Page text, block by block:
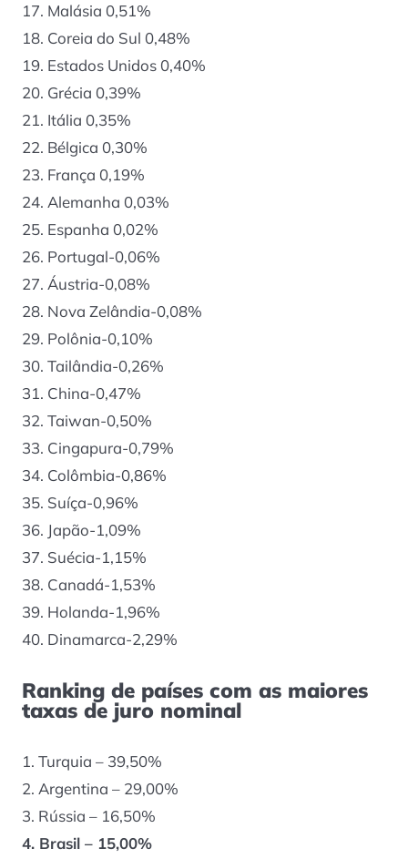
17. Malásia 0,51%
18. Coreia do Sul 0,48%
19. Estados Unidos 0,40%
20. Grécia 0,39%
21. Itália 0,35%
22. Bélgica 0,30%
23. França 0,19%
24. Alemanha 0,03%
25. Espanha 0,02%
26. Portugal-0,06%
27. Áustria-0,08%
28. Nova Zelândia-0,08%
29. Polônia-0,10%
30. Tailândia-0,26%
31. China-0,47%
32. Taiwan-0,50%
33. Cingapura-0,79%
34. Colômbia-0,86%
35. Suíça-0,96%
36. Japão-1,09%
37. Suécia-1,15%
38. Canadá-1,53%
39. Holanda-1,96%
40. Dinamarca-2,29%
Ranking de países com as maiores
taxas de juro nominal
1. Turquia – 39,50%
2. Argentina – 29,00%
3. Rússia – 16,50%
4. Brasil – 15,00%